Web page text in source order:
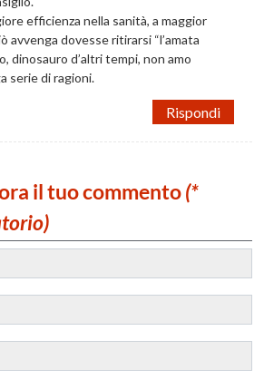
efficienza nella sanità, a maggior
avvenga dovesse ritirarsi “l’amata
dinosauro d’altri tempi, non amo
serie di ragioni.
Rispondi
il tuo commento(*